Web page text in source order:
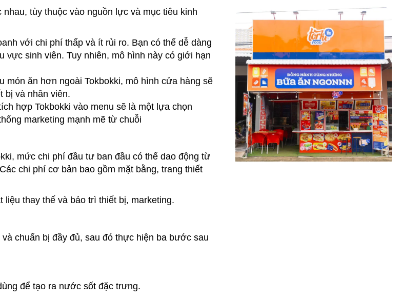
tùy thuộc vào nguồn lực và mục tiêu kinh
với chi phí thấp và ít rủi ro. Bạn có thể dễ dàng
sinh viên. Tuy nhiên, mô hình này có giới hạn
món ăn hơn ngoài Tokbokki, mô hình cửa hàng sẽ
bị và nhân viên.
hợp Tokbokki vào menu sẽ là một lựa chọn
marketing mạnh mẽ từ chuỗi
mức chi phí đầu tư ban đầu có thể dao động từ
chi phí cơ bản bao gồm mặt bằng, trang thiết
thay thế và bảo trì thiết bị, marketing.
chuẩn bị đầy đủ, sau đó thực hiện ba bước sau
để tạo ra nước sốt đặc trưng.